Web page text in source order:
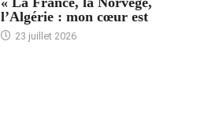
l’Algérie : mon cœur est
23 juillet 2026